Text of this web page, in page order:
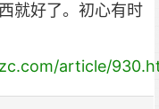
就好了。初心有时
article/